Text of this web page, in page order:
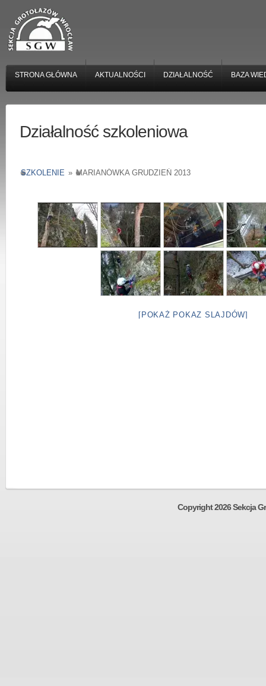
STRONA GŁÓWNA AKTUALNOŚCI DZIAŁALNOŚĆ BAZA
Działalność szkoleniowa
SZKOLENIE » MARIANÓWKA GRUDZIEŃ 2013
[POKAŻ POKAZ SLAJDÓW]
Copyright 2026 Sekcja